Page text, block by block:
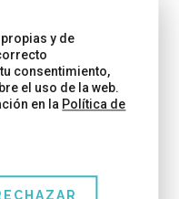
y de
consentimiento,
el uso de la web.
en la Política de